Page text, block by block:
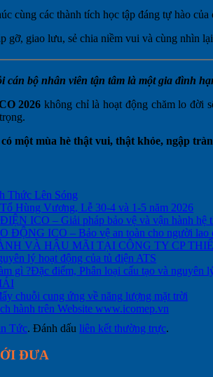
cùng các thành tích học tập đáng tự hào
gỡ, giao lưu, sẻ chia niềm vui và cùng nhìn
cán bộ nhân viên tận tâm là một gia đình
2026 không chỉ là hoạt động chăm lo đời
một mùa hè thật vui, thật khỏe, ngập
Thức Lên Sóng
Hùng Vương, Lễ 30-4 và 1-5 năm 2026
ICO – Giải pháp bảo vệ và vận hành hệ
ICO – Bảo vệ an toàn cho người lao
VÀ HẬU MÃI TẠI CÔNG TY CP
lý hoạt động của tủ điện ATS
gì ?Đặc điểm, Phân loại cấu tạo và nguyên
chuỗi cung ứng về năng lượng mặt trời
hành trên Website www.icomep.vn
Tức. Đánh dấu liên kết thường trực.
ĐƯA